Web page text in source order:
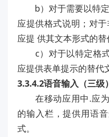
b）对于需要以特
应提供格式说明；对
应提 供其文本形式的替
c）对于以特定格
应提供表单提示的替代
3.3.4.2语音输入（三级）
在移动应用中.应为
的输入栏，提供用语
式。